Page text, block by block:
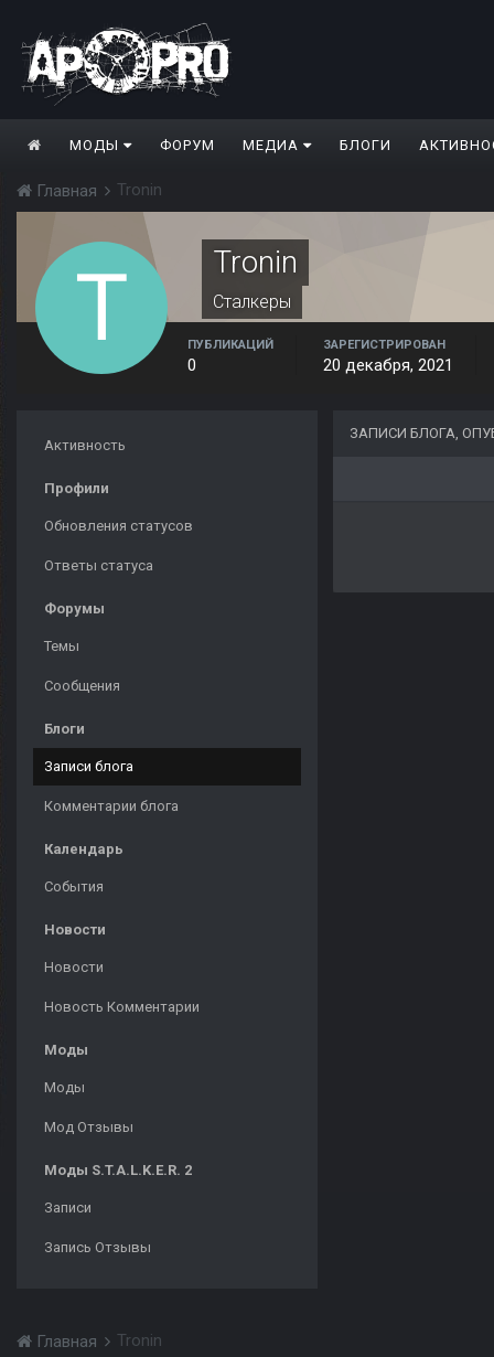
МОДЫ ФОРУМ МЕДИА БЛОГИ
Главная Tronin
Tronin
Сталкеры
ПУБЛИКАЦИЙ
0
ЗАРЕГИСТРИРОВАН
20 декабря, 2021
Активность
Профили
Обновления статусов
Ответы статуса
Форумы
Темы
Сообщения
Блоги
Записи блога
Комментарии блога
Календарь
События
Новости
Новости
Новость Комментарии
Моды
Моды
Мод Отзывы
Моды S.T.A.L.K.E.R. 2
Записи
Запись Отзывы
ЗАПИСИ БЛОГА,
Главная Tronin